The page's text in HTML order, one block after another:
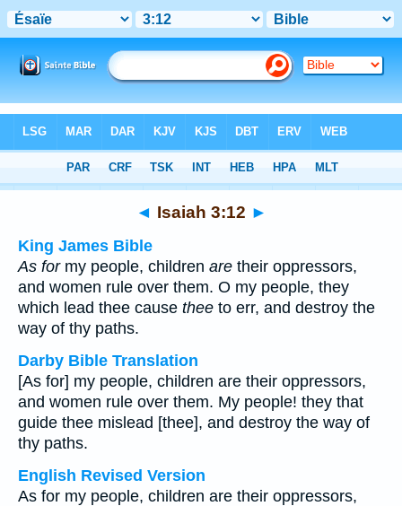
> Isaiah 3:12
◄ Isaiah 3:12 ►
King James Bible
As formy people, children are their oppressors,
and women rule over them. O my people, they
which lead thee cause thee to err, and destroy the
way of thy paths.
Darby Bible Translation
[As for] my people, children are their oppressors,
and women rule over them. My people! they that
guide thee mislead [thee], and destroy the way of
thy paths.
English Revised Version
As for my people, children are their oppressors,